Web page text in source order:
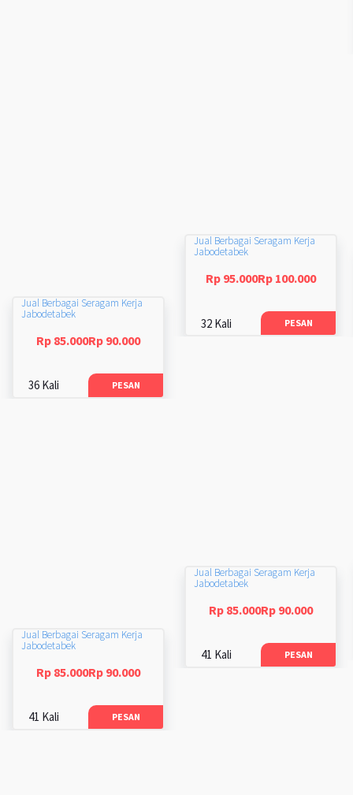
Jual Berbagai Seragam Kerja
Jabodetabek
Rp 95.000Rp 100.000
32 Kali PESAN
Jual Berbagai Seragam Kerja
Jabodetabek
Rp 85.000Rp 90.000
36 Kali PESAN
Jual Berbagai Seragam Kerja
Jabodetabek
Rp 85.000Rp 90.000
41 Kali PESAN
Jual Berbagai Seragam Kerja
Jabodetabek
Rp 85.000Rp 90.000
41 Kali PESAN